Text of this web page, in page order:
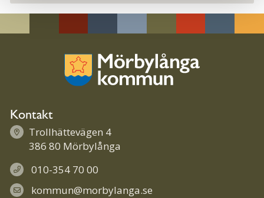
Kontakt
Trollhättevägen 4
386 80 Mörbylånga
010-354 70 00
kommun@morbylanga.se